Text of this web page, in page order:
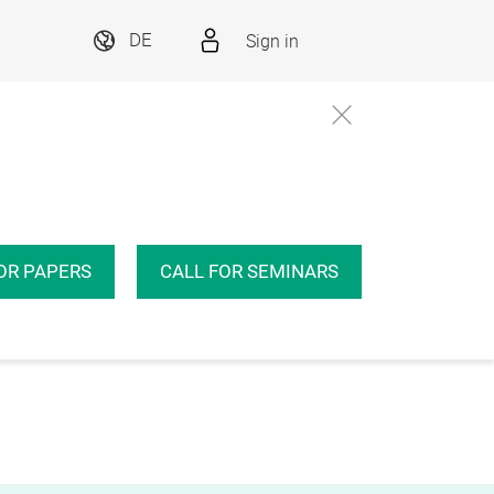
DE Sign in
PAPERS CALL FOR SEMINARS